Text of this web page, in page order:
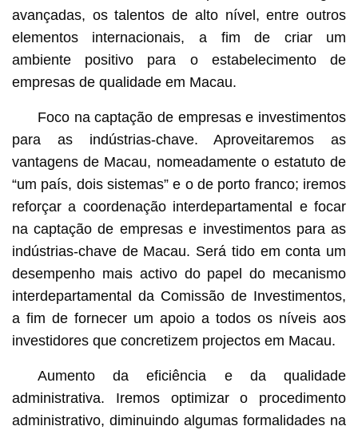
avançadas, os talentos de alto nível, entre outros
elementos internacionais, a fim de criar um
ambiente positivo para o estabelecimento de
empresas de qualidade em Macau.
Foco na captação de empresas e investimentos
para as indústrias-chave. Aproveitaremos as
vantagens de Macau, nomeadamente o estatuto de
“um país, dois sistemas” e o de porto franco; iremos
reforçar a coordenação interdepartamental e focar
na captação de empresas e investimentos para as
indústrias-chave de Macau. Será tido em conta um
desempenho mais activo do papel do mecanismo
interdepartamental da Comissão de Investimentos,
a fim de fornecer um apoio a todos os níveis aos
investidores que concretizem projectos em Macau.
Aumento da eficiência e da qualidade
administrativa. Iremos optimizar o procedimento
administrativo, diminuindo algumas formalidades na